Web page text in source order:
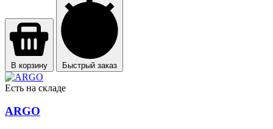
В корзину Быстрый заказ
Есть на складе
ARGO